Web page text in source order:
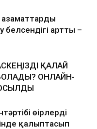
белсендігі артты –
ҚАЛАЙ
ОНЛАЙН-
өңірлердің
қалыптасып